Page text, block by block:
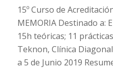
15º Curso de
MEMORIA Destinado a:
15h teóricas; 11
Teknon, Clínica
a 5 de Junio 2019